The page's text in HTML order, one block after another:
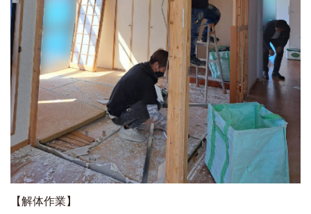
【解体作業】